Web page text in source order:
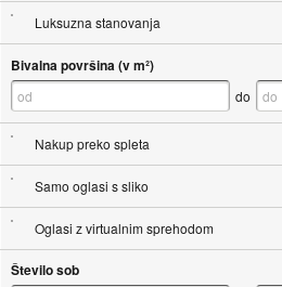
Luksuzna stanovanja
Bivalna površina (v m²)
do
Nakup preko spleta
Samo oglasi s sliko
Oglasi z virtualnim sprehodom
Število sob